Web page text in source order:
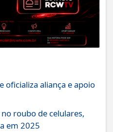
oficializa aliança e apoio
roubo de celulares,
em 2025